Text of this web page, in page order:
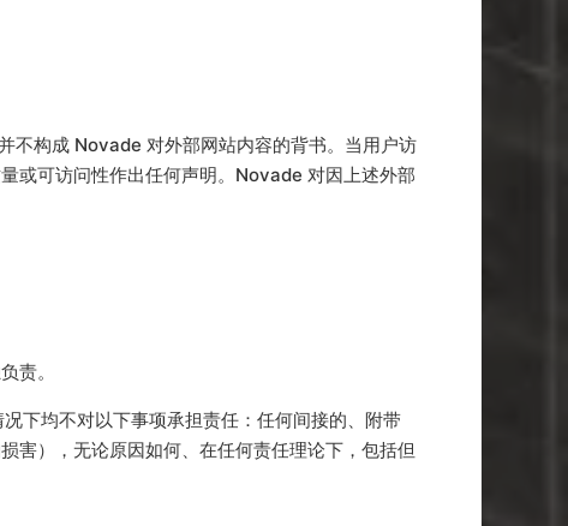
不构成 Novade 对外部网站内容的背书。当用户访
或可访问性作出任何声明。Novade 对因上述外部
责。
下均不对以下事项承担责任：任何间接的、附带
害），无论原因如何、在任何责任理论下，包括但